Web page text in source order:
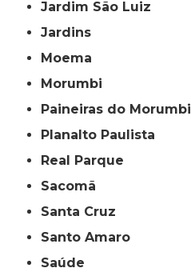
Jardim São Luiz
Jardins
Moema
Morumbi
Paineiras do Morumbi
Planalto Paulista
Real Parque
Sacomã
Santa Cruz
Santo Amaro
Saúde